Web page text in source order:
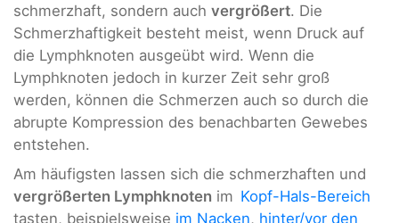
schmerzhaft, sondern auch vergrößert. Die
Schmerzhaftigkeit besteht meist, wenn Druck auf
die Lymphknoten ausgeübt wird. Wenn die
Lymphknoten jedoch in kurzer Zeit sehr groß
werden, können die Schmerzen auch so durch die
abrupte Kompression des benachbarten Gewebes
entstehen.
Am häufigsten lassen sich die schmerzhaften und
vergrößerten Lymphknoten im Kopf-Hals-Bereich
tasten, beispielsweise im Nacken, hinter/vor den